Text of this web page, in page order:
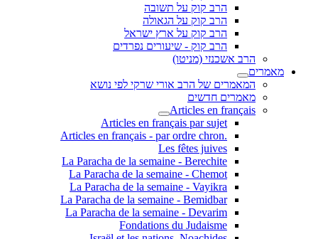
הרב קוק על תשובה
הרב קוק על הגאולה
הרב קוק על ארץ ישראל
הרב קוק - שיעורים נפרדים
הרב אשכנזי (מניטו)
מאמרים
המאמרים של הרב אורי שרקי לפי נושא
מאמרים חדשים
Articles en français
Articles en français par sujet
.Articles en français - par ordre chron
Les fêtes juives
La Paracha de la semaine - Berechite
La Paracha de la semaine - Chemot
La Paracha de la semaine - Vayikra
La Paracha de la semaine - Bemidbar
La Paracha de la semaine - Devarim
Fondations du Judaisme